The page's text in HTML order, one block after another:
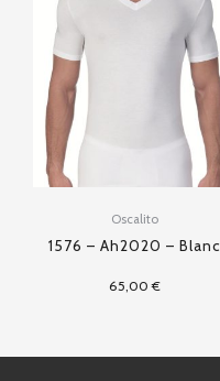
Oscalito
1576 – Ah2020 – Blanc
65,00€